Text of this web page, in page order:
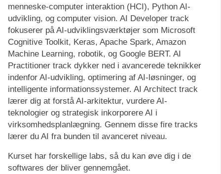
menneske-computer interaktion (HCI), Python AI-
udvikling, og computer vision. AI Developer track
fokuserer på AI-udviklingsværktøjer som Microsoft
Cognitive Toolkit, Keras, Apache Spark, Amazon
Machine Learning, robotik, og Google BERT. AI
Practitioner track dykker ned i avancerede teknikker
indenfor AI-udvikling, optimering af AI-løsninger, og
intelligente informationssystemer. AI Architect track
lærer dig at forstå AI-arkitektur, vurdere AI-
teknologier og strategisk inkorporere AI i
virksomhedsplanlægning. Gennem disse fire tracks
lærer du AI fra bunden til avanceret niveau.
Kurset har forskellige labs, så du kan øve dig i de
softwares der bliver gennemgået.